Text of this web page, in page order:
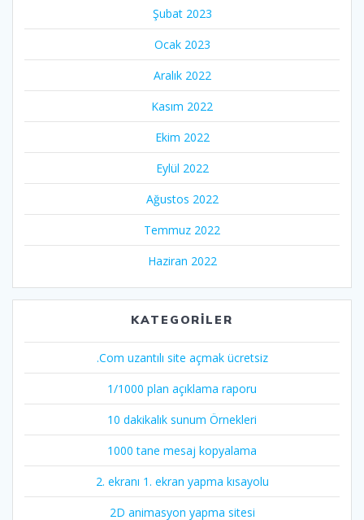
Şubat 2023
Ocak 2023
Aralık 2022
Kasım 2022
Ekim 2022
Eylül 2022
Ağustos 2022
Temmuz 2022
Haziran 2022
KATEGORILER
.Com uzantılı site açmak ücretsiz
1/1000 plan açıklama raporu
10 dakikalık sunum Örnekleri
1000 tane mesaj kopyalama
2. ekranı 1. ekran yapma kısayolu
2D animasyon yapma sitesi